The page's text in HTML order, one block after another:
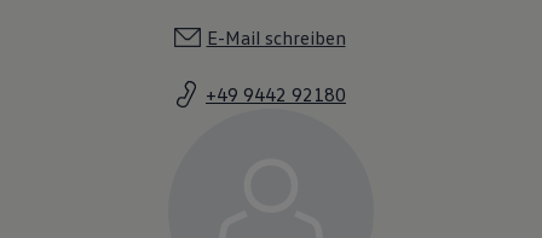
E-Mail schreiben
+49 9442 92180